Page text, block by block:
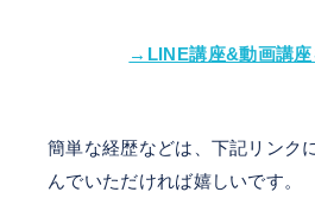
→LINE講座&動画講座
簡単な経歴などは、下記リンク
んでいただければ嬉しいです。